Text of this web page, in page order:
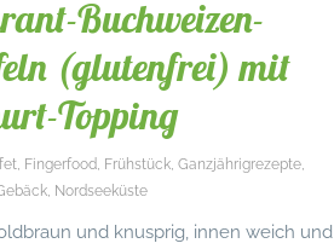
Buchweizen-
(glutenfrei) mit
Topping
, Fingerfood, Frühstück, Ganzjährigrezepte,
, Nordseeküste
und knusprig, innen weich und